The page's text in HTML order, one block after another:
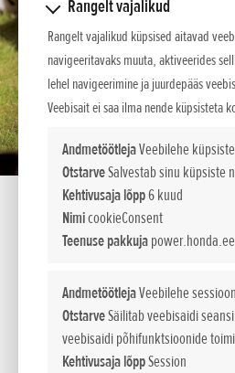
Rangelt vajalikud
Rangelt vajalikud küpsised aitavad
navigeeritavaks muuta, aktiveerides
lehel navigeerimine ja juurdepääs
Veebisait ei saa ilma nende küpsisteta
AndmetöötlejaVeebilehe
OtstarveSalvestab sinu küpsiste
Kehtivusaja lõpp6 kuud
NimicookieConsent
Teenuse pakkujapower.honda.ee
AndmetöötlejaVeebilehe sessioon
OtstarveSäilitab veebisaidi
veebisaidi põhifunktsioonide
Kehtivusaja lõppSession
UMC 425
4-taktilised mitmekülgsed